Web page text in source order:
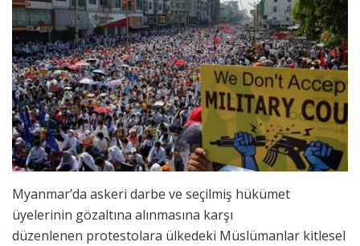
Myanmar’da askeri darbe ve seçilmiş hükümet
üyelerinin gözaltına alınmasına karşı
düzenlenen protestolara ülkedeki Müslümanlar kitlesel